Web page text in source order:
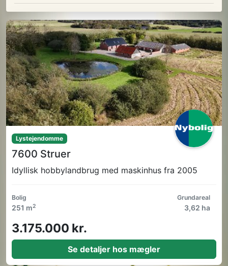
Lystejendomme
7600 Struer
Idyllisk hobbylandbrug med maskinhus fra 2005
Bolig
251 m2
Grundareal
3,62 ha
3.175.000 kr.
Se detaljer hos mægler